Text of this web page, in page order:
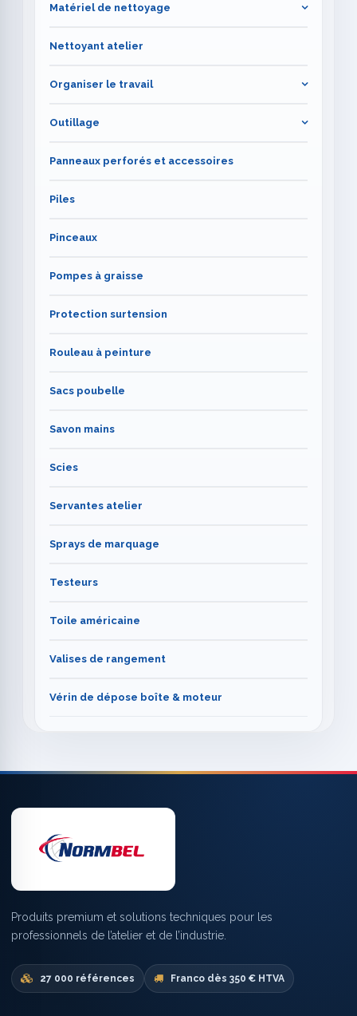
Matériel de nettoyage
Nettoyant atelier
Organiser le travail
Outillage
Panneaux perforés et accessoires
Piles
Pinceaux
Pompes à graisse
Protection surtension
Rouleau à peinture
Sacs poubelle
Savon mains
Scies
Servantes atelier
Sprays de marquage
Testeurs
Toile américaine
Valises de rangement
Vérin de dépose boîte & moteur
Produits premium et solutions techniques pour les
professionnels de l’atelier et de l’industrie.
27 000 références Franco dès 350 € HTVA